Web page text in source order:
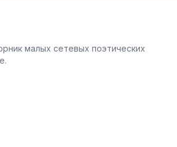
малых сетевых поэтических